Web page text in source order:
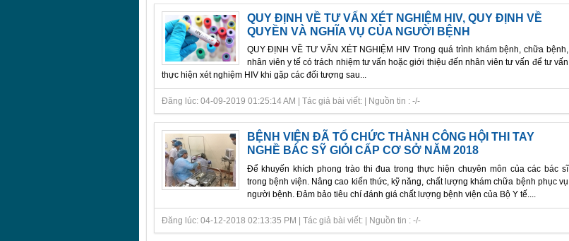
QUY ĐỊNH VỀ TƯ VẤN XÉT NGHIỆM HIV, QUY ĐỊNH VỀ
QUYỀN VÀ NGHĨA VỤ CỦA NGƯỜI BỆNH
QUY ĐỊNH VỀ TƯ VẤN XÉT NGHIỆM HIV Trong quá trình khám bệnh, chữa bệnh,
nhân viên y tế có trách nhiệm tư vấn hoặc giới thiệu đến nhân viên tư vấn để tư vấn
thực hiện xét nghiệm HIV khi gặp các đối tượng sau...
Đăng lúc: 04-09-2019 01:25:14 AM | Tác giả bài viết: | Nguồn tin : -/-
BỆNH VIỆN ĐÃ TỔ CHỨC THÀNH CÔNG HỘI THI TAY
NGHỀ BÁC SỸ GIỎI CẤP CƠ SỞ NĂM 2018
Để khuyến khích phong trào thi đua trong thực hiện chuyên môn của các bác sĩ
trong bệnh viện. Nâng cao kiến thức, kỹ năng, chất lượng khám chữa bệnh phục vụ
người bệnh. Đảm bảo tiêu chí đánh giá chất lượng bệnh viện của Bộ Y tế....
Đăng lúc: 04-12-2018 02:13:35 PM | Tác giả bài viết: | Nguồn tin : -/-